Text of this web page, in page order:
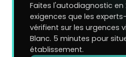
Faites l'autodiagnostic en
exigences que les
vérifient sur les urgences
Blanc. 5 minutes pour
établissement.